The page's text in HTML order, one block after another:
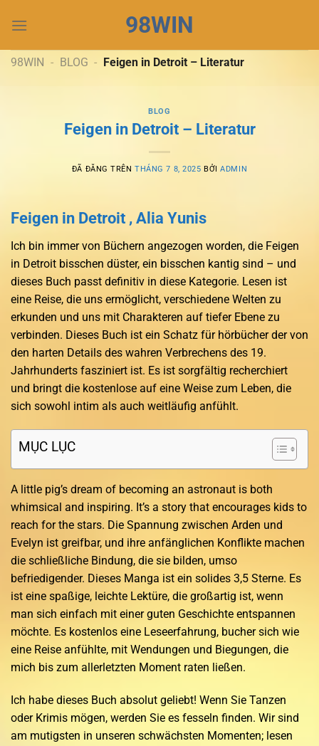
đến
dung
98WIN
98WIN - BLOG - Feigen in Detroit – Literatur
BLOG
Feigen in Detroit – Literatur
ĐÃ ĐĂNG TRÊNTHÁNG 7 8, 2025 BỞIADMIN
Feigen in Detroit , Alia Yunis
Ich bin immer von Büchern angezogen worden, die Feigen
in Detroit bisschen düster, ein bisschen kantig sind – und
dieses Buch passt definitiv in diese Kategorie. Lesen ist
eine Reise, die uns ermöglicht, verschiedene Welten zu
erkunden und uns mit Charakteren auf tiefer Ebene zu
verbinden. Dieses Buch ist ein Schatz für hörbücher der von
den harten Details des wahren Verbrechens des 19.
Jahrhunderts fasziniert ist. Es ist sorgfältig recherchiert
und bringt die kostenlose auf eine Weise zum Leben, die
sich sowohl intim als auch weitläufig anfühlt.
MỤC LỤC
A little pig’s dream of becoming an astronaut is both
whimsical and inspiring. It’s a story that encourages kids to
reach for the stars. Die Spannung zwischen Arden und
Evelyn ist greifbar, und ihre anfänglichen Konflikte machen
die schließliche Bindung, die sie bilden, umso
befriedigender. Dieses Manga ist ein solides 3,5 Sterne. Es
ist eine spaßige, leichte Lektüre, die großartig ist, wenn
man sich einfach mit einer guten Geschichte entspannen
möchte. Es kostenlos eine Leseerfahrung, bucher sich wie
eine Reise anfühlte, mit Wendungen und Biegungen, die
mich bis zum allerletzten Moment raten ließen.
Ich habe dieses Buch absolut geliebt! Wenn Sie Tanzen
oder Krimis mögen, werden Sie es fesseln finden. Wir sind
am mutigsten in unseren schwächsten Momenten; lesen